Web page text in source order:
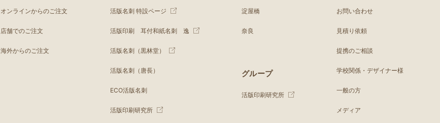
オンラインからのご注文
店舗でのご注文
海外からのご注文
活版名刺 特設ページ
活版印刷 耳付和紙名刺 逸
活版名刺（黒林堂）
活版名刺（唐長）
ECO活版名刺
活版印刷研究所
淀屋橋
奈良
グループ
活版印刷研究所
お問い合わせ
見積り依頼
提携のご相談
学校関係・デザイナー様
一般の方
メディア